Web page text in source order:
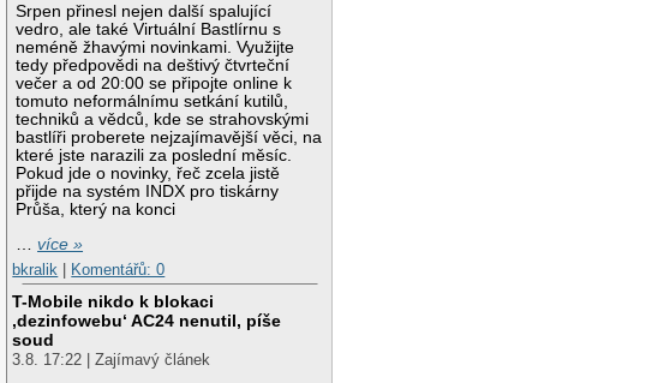
Srpen přinesl nejen další spalující
vedro, ale také Virtuální Bastlírnu s
neméně žhavými novinkami. Využijte
tedy předpovědi na deštivý čtvrteční
večer a od 20:00 se připojte online k
tomuto neformálnímu setkání kutilů,
techniků a vědců, kde se strahovskými
bastlíři proberete nejzajímavější věci, na
které jste narazili za poslední měsíc.
Pokud jde o novinky, řeč zcela jistě
přijde na systém INDX pro tiskárny
Průša, který na konci
…více »
bkralik
Komentářů: 0
T-Mobile nikdo k blokaci
‚dezinfowebu‘ AC24 nenutil, píše
soud
3.8. 17:22 | Zajímavý článek